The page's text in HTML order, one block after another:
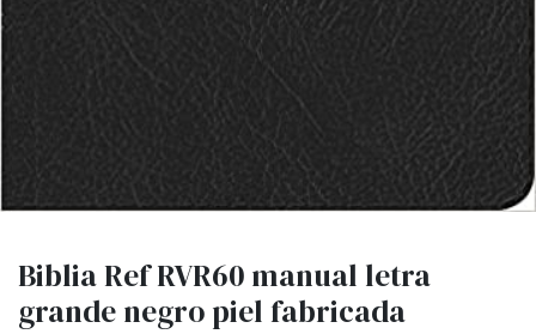
Biblia Ref RVR60 manual letra
grande negro piel fabricada